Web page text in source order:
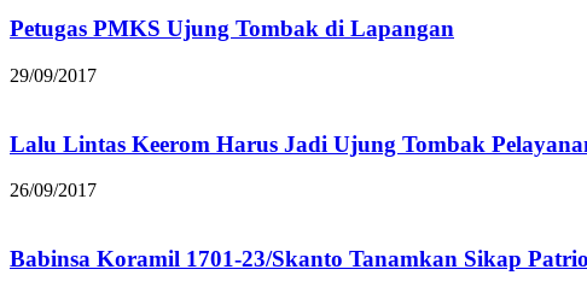
Petugas PMKS Ujung Tombak di Lapangan
29/09/2017
Lalu Lintas Keerom Harus Jadi Ujung Tombak
26/09/2017
Babinsa Koramil 1701-23/Skanto Tanamkan Sikap